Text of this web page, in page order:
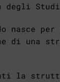
Studi
nasce
di
la